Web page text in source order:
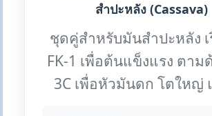
สำปะหลัง (Cassava)
ชุดคู่สำหรับมันสำปะหลัง
FK-1 เพื่อต้นแข็งแรง ตาม
3C เพื่อหัวมันดก โตใหญ่